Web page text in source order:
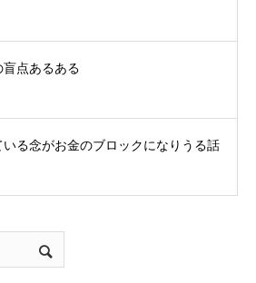
盲点あるある
いる念がお金のブロックになりうる話